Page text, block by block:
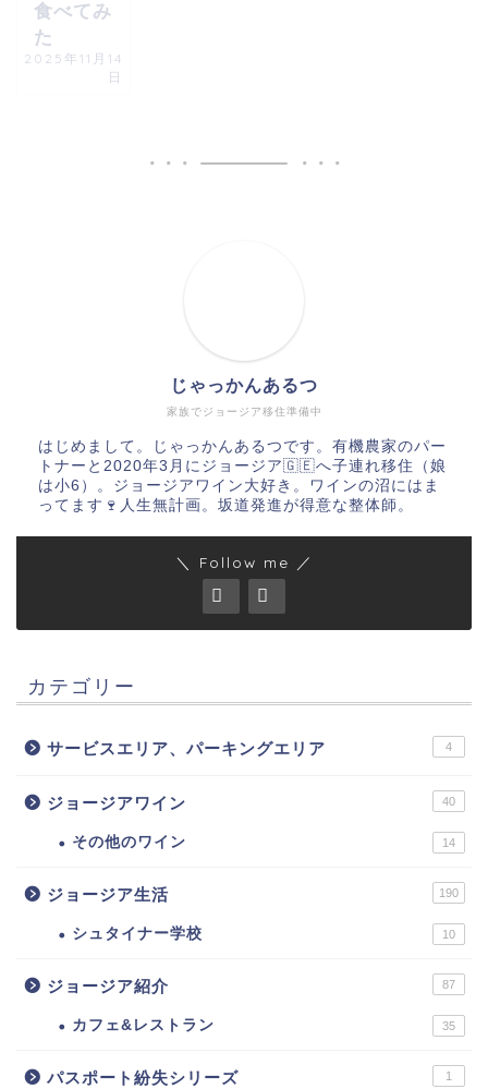
食べてみ
た
2025年11月14
日
家族でジョージア移住準備中
じゃっかんあるつ
はじめまして。じゃっかんあるつです。有機農家のパー
トナーと2020年3月にジョージア🇬🇪へ子連れ移住（娘
は小6）。ジョージアワイン大好き。ワインの沼にはま
ってます🍷人生無計画。坂道発進が得意な整体師。
＼ Follow me ／
カテゴリー
サービスエリア、パーキングエリア 4
ジョージアワイン 40
その他のワイン 14
ジョージア生活 190
シュタイナー学校 10
ジョージア紹介 87
カフェ&レストラン 35
パスポート紛失シリーズ 1